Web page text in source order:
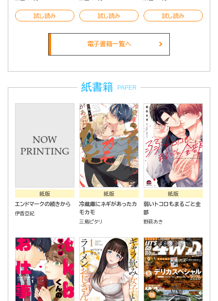
試し読み 試し読み 試し読み
電子書籍一覧へ
紙書籍 PAPER
紙版
エンドマークの続きから
伊香亞紀
紙版
冷蔵庫にネギがあったカ
モカモ
三島ピタリ
紙版
弱いトコロもまるごと全
部
野萩あき